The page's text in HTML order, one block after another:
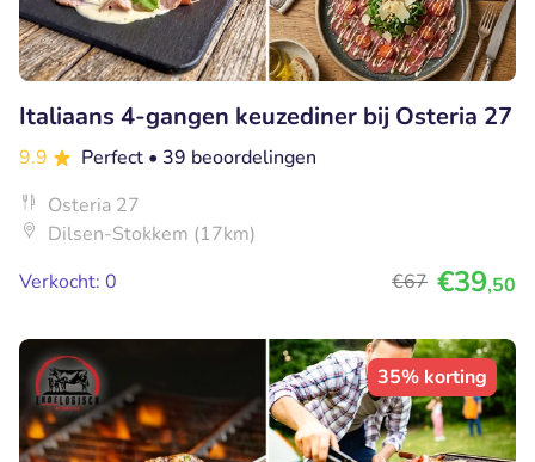
Italiaans 4-gangen keuzediner bij Osteria 27
9.9 Perfect • 39 beoordelingen
Osteria 27
Dilsen-Stokkem (17km)
Verkocht: 0
€67 €39,50
35% korting